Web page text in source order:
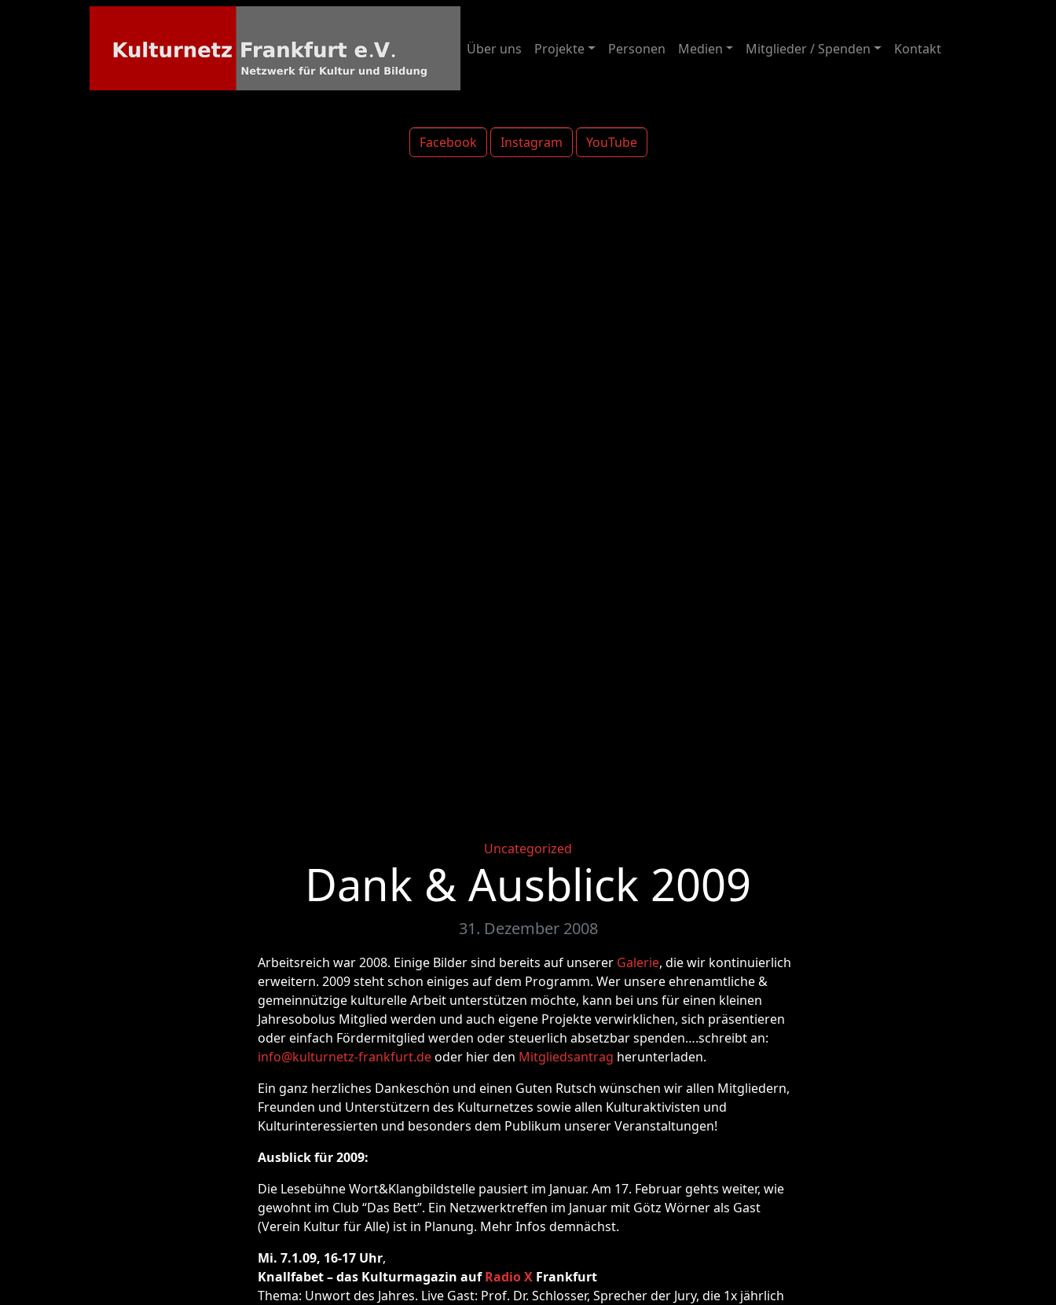
Facebook Instagram YouTube
Über uns Projekte Personen Medien Mitglieder / Spenden Kontakt
Categories
Uncategorized
Dank & Ausblick 2009
31. Dezember 2008
Arbeitsreich war 2008. Einige Bilder sind bereits auf unserer Galerie, die wir kontinuierlich
erweitern. 2009 steht schon einiges auf dem Programm. Wer unsere ehrenamtliche &
gemeinnützige kulturelle Arbeit unterstützen möchte, kann bei uns für einen kleinen
Jahresobolus Mitglied werden und auch eigene Projekte verwirklichen, sich präsentieren
oder einfach Fördermitglied werden oder steuerlich absetzbar spenden….schreibt an:
info@kulturnetz-frankfurt.deoder hier den Mitgliedsantrag herunterladen.
Ein ganz herzliches Dankeschön und einen Guten Rutsch wünschen wir allen Mitgliedern,
Freunden und Unterstützern des Kulturnetzes sowie allen Kulturaktivisten und
Kulturinteressierten und besonders dem Publikum unserer Veranstaltungen!
Ausblick für 2009:
Die Lesebühne Wort&Klangbildstelle pausiert im Januar. Am 17. Februar gehts weiter, wie
gewohnt im Club “Das Bett”. Ein Netzwerktreffen im Januar mit Götz Wörner als Gast
(Verein Kultur für Alle) ist in Planung. Mehr Infos demnächst.
Mi. 7.1.09, 16-17 Uhr,
Knallfabet – das Kulturmagazin aufRadio X Frankfurt
Thema: Unwort des Jahres. Live Gast: Prof. Dr. Schlosser, Sprecher der Jury, die 1x jährlich